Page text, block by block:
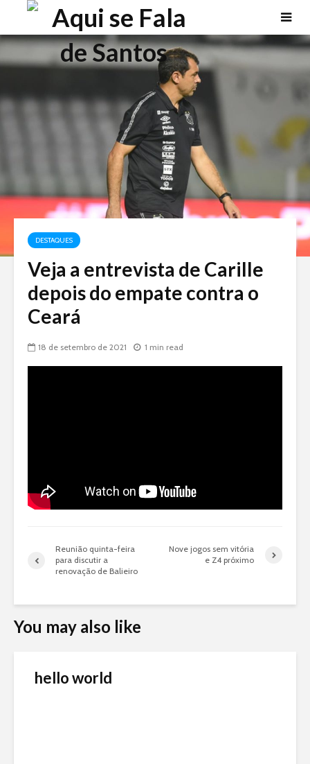
DESTAQUES
Veja a entrevista de Carille
depois do empate contra o
Ceará
18 de setembro de 2021 1 min read
Reunião quinta-feira
para discutir a
renovação de Balieiro
Nove jogos sem vitória
e Z4 próximo
You may also like
hello world